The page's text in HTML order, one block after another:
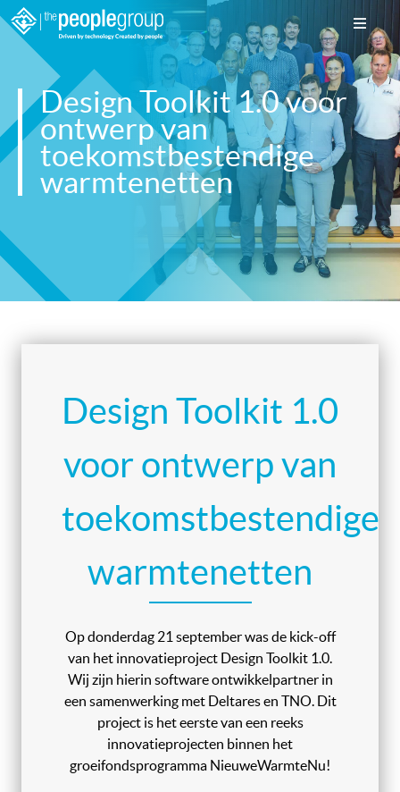
Design Toolkit 1.0 voor
ontwerp van
toekomstbestendige
warmtenetten
Design Toolkit 1.0
voor ontwerp van
toekomstbestendige
warmtenetten
Op donderdag 21 september was de kick-off
van het innovatieproject Design Toolkit 1.0.
Wij zijn hierin software ontwikkelpartner in
een samenwerking met Deltares en TNO. Dit
project is het eerste van een reeks
innovatieprojecten binnen het
groeifondsprogramma NieuweWarmteNu!